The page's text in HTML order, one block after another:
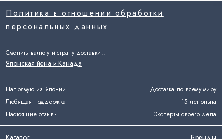
Напрямую из Японии
Доставка по всему миру
Любящая поддержка
15 лет опыта
Настоящие отзывы
Эксперты своего дела
Политика в отношении обработки
персональных данных
Каталог
Бренды
Сменить валюту и страну доставки::
Японская йена и Канада